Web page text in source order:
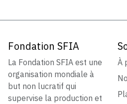
Fondation SFIA
La Fondation SFIA est une
organisation mondiale à
but non lucratif qui
supervise la production et
À